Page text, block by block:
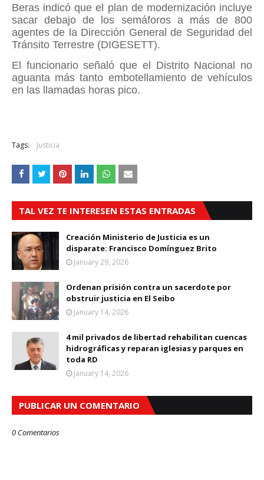
Beras indicó que el plan de modernización incluye
sacar debajo de los semáforos a más de 800
agentes de la Dirección General de Seguridad del
Tránsito Terrestre (DIGESETT).
El funcionario señaló que el Distrito Nacional no
aguanta más tanto embotellamiento de vehículos
en las llamadas horas pico.
Tags: Justicia
TAL VEZ TE INTERESEN ESTAS ENTRADAS
Creación Ministerio de Justicia es un
disparate: Francisco Domínguez Brito
January 29, 2026
Ordenan prisión contra un sacerdote por
obstruir justicia en El Seibo
January 14, 2026
4 mil privados de libertad rehabilitan cuencas
hidrográficas y reparan iglesias y parques en
toda RD
January 14, 2026
PUBLICAR UN COMENTARIO
0 Comentarios